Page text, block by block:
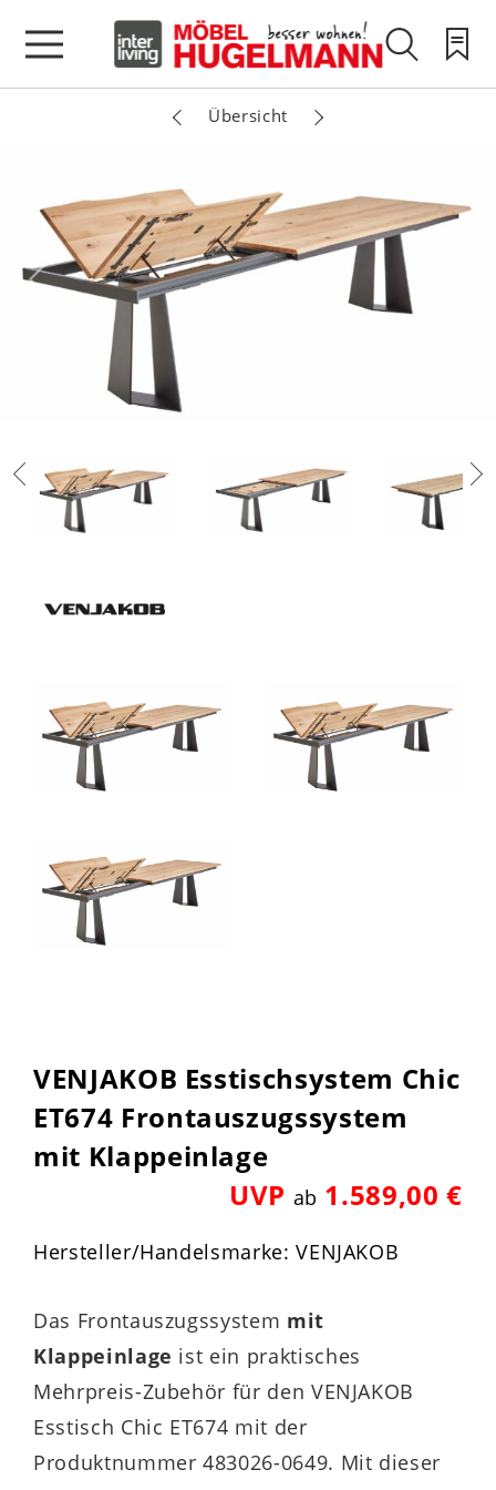
Übersicht
VENJAKOB Esstischsystem Chic
ET674 Frontauszugssystem
mit Klappeinlage
UVP ab 1.589,00 €
Hersteller/Handelsmarke: VENJAKOB
Das Frontauszugssystem mit
Klappeinlage ist ein praktisches
Mehrpreis-Zubehör für den VENJAKOB
Esstisch Chic ET674 mit der
Produktnummer 483026-0649. Mit dieser